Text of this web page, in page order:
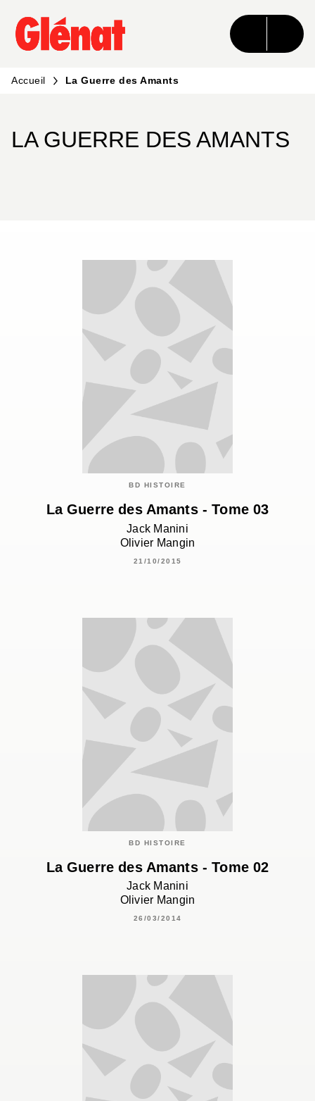
MENU RECHERCHE CONTENU
PIED DE PAGE
Accueil La Guerre des Amants
LA GUERRE DES AMANTS
BD HISTOIRE
La Guerre des Amants - Tome 03
Jack Manini
Olivier Mangin
21/10/2015
BD HISTOIRE
La Guerre des Amants - Tome 02
Jack Manini
Olivier Mangin
26/03/2014